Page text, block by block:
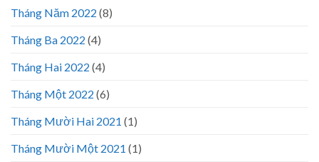
Tháng Năm 2022 (8)
Tháng Ba 2022 (4)
Tháng Hai 2022 (4)
Tháng Một 2022 (6)
Tháng Mười Hai 2021 (1)
Tháng Mười Một 2021 (1)